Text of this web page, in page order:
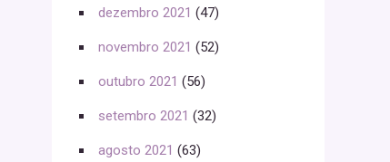
dezembro 2021 (47)
novembro 2021 (52)
outubro 2021 (56)
setembro 2021 (32)
agosto 2021 (63)